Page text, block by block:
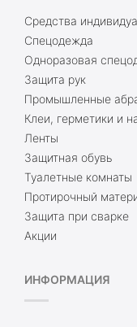
Средства
Спецодежда
Одноразовая
Защита рук
Промышленные
Клеи, герметики и
Ленты
Защитная обувь
Туалетные комнаты
Протирочный
Защита при сварке
Акции
ИНФОРМАЦИЯ